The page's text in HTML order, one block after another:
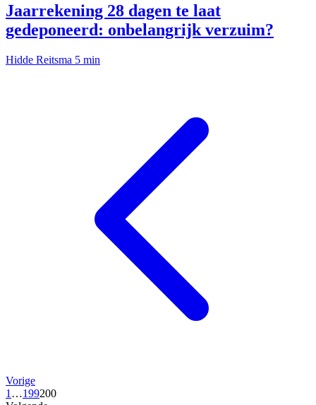
Jaarrekening 28 dagen te laat
gedeponeerd: onbelangrijk verzuim?
Hidde Reitsma 5 min
Vorige
1 …199200